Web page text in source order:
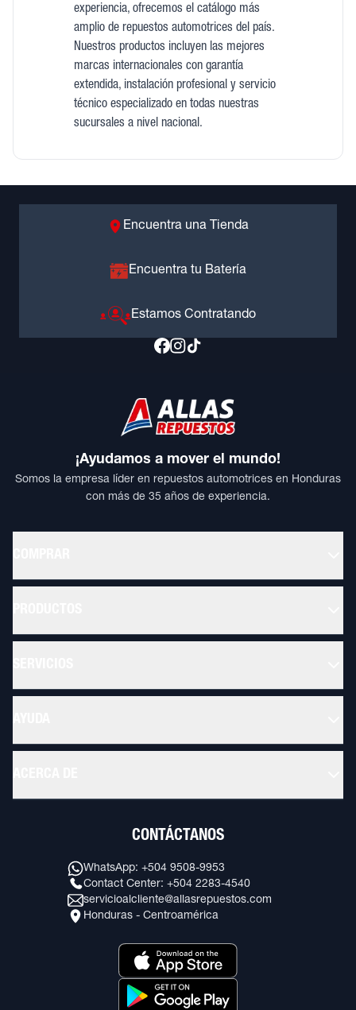
experiencia, ofrecemos el catálogo más
amplio de repuestos automotrices del país.
Nuestros productos incluyen las mejores
marcas internacionales con garantía
extendida, instalación profesional y servicio
técnico especializado en todas nuestras
sucursales a nivel nacional.
Encuentra una Tienda
Encuentra tu Batería
Estamos Contratando
¡Ayudamos a mover el mundo!
Somos la empresa líder en repuestos automotrices en Honduras
con más de 35 años de experiencia.
CONTÁCTANOS
WhatsApp: +504 9508-9953
Contact Center: +504 2283-4540
servicioalcliente@allasrepuestos.com
Honduras - Centroamérica